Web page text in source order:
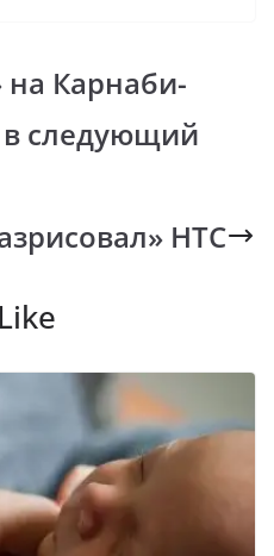
gr
a
m
на Карнаби-
в следующий
HTC